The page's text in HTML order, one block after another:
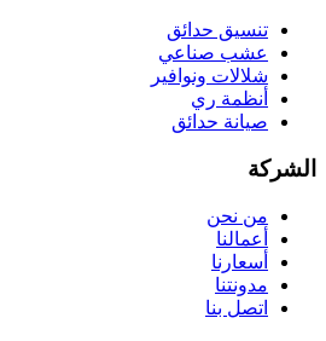
تنسيق حدائق
عشب صناعي
شلالات ونوافير
أنظمة ري
صيانة حدائق
الشركة
من نحن
أعمالنا
أسعارنا
مدونتنا
اتصل بنا